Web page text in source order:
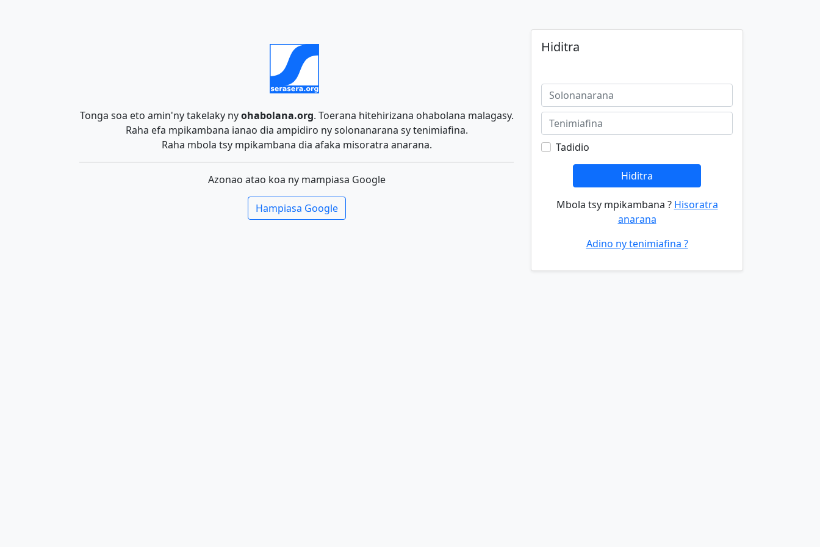
Tonga soa eto amin'ny takelaky nyohabolana.org. Toerana hitehirizana ohabolana malagasy.
Raha efa mpikambana ianao dia ampidiro ny solonanarana sy tenimiafina.
Raha mbola tsy mpikambana dia afaka misoratra anarana.
Azonao atao koa ny mampiasa Google
Hampiasa Google
Hiditra
Tadidio
Hiditra
Mbola tsy mpikambana ? Hisoratra
anarana
Adino ny tenimiafina ?